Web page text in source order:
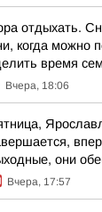
отдыхать.
когда можно
время
Вчера, 18:06
они
Вчера, 17:57